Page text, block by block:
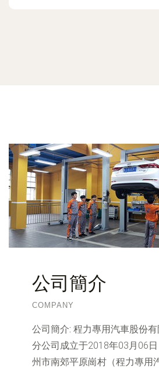
公司簡介
COMPANY
公司簡介: 程力專用汽車股份
分公司成立于2018年03月06
州市南郊平原崗村（程力專用